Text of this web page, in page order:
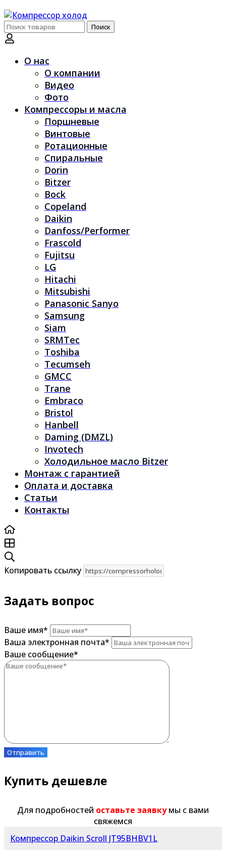
Поиск
по:
Поиск
О нас
О компании
Видео
Фото
Компрессоры и масла
Поршневые
Винтовые
Ротационные
Спиральные
Dorin
Bitzer
Bock
Copeland
Daikin
Danfoss/Performer
Frascold
Fujitsu
LG
Hitachi
Mitsubishi
Panasonic Sanyo
Samsung
Siam
SRMTec
Toshiba
Tecumseh
GMCC
Trane
Embraco
Bristol
Hanbell
Daming (DMZL)
Invotech
Холодильное масло Bitzer
Монтаж с гарантией
Оплата и доставка
Статьи
Контакты
Копировать ссылку
Задать вопрос
Ваше имя*
Ваша электронная почта*
Ваше сообщение*
Отправить
Купить дешевле
Для подробностей оставьте заявкумы с вами
свяжемся
Компрессор Daikin Scroll JT95BHBV1L